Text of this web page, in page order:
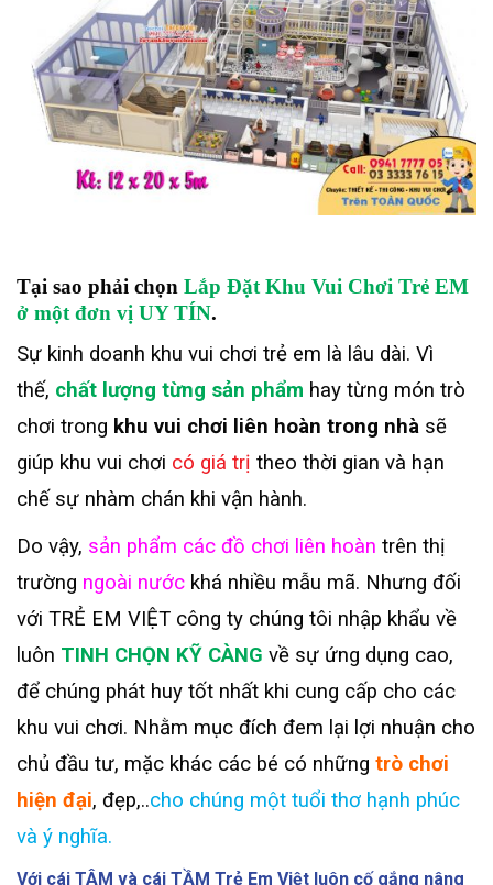
Tại sao phải chọn Lắp Đặt Khu Vui Chơi Trẻ EM
ở một đơn vị UY TÍN.
Sự kinh doanh khu vui chơi trẻ em là lâu dài. Vì
thế, chất lượng từng sản phẩm hay từng món trò
chơi trong khu vui chơi liên hoàn trong nhà sẽ
giúp khu vui chơi có giá trị theo thời gian và hạn
chế sự nhàm chán khi vận hành.
Do vậy, sản phẩm các đồ chơi liên hoàn trên thị
trường ngoài nước khá nhiều mẫu mã. Nhưng đối
với TRẺ EM VIỆT công ty chúng tôi nhập khẩu về
luôn TINH CHỌN KỸ CÀNG về sự ứng dụng cao,
để chúng phát huy tốt nhất khi cung cấp cho các
khu vui chơi. Nhằm mục đích đem lại lợi nhuận cho
chủ đầu tư, mặc khác các bé có những trò chơi
hiện đại, đẹp,..cho chúng một tuổi thơ hạnh phúc
và ý nghĩa.
Với cái TÂM và cái TẦM Trẻ Em Việt luôn cố gắng nâng